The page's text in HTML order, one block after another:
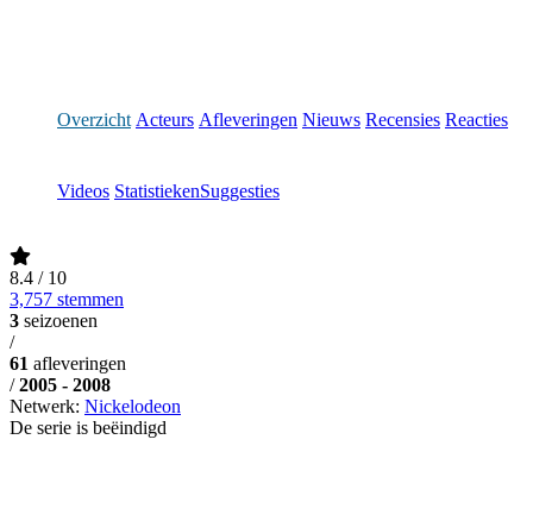
Overzicht Acteurs Afleveringen Nieuws Recensies Reacties
Videos StatistiekenSuggesties
8.4 / 10
3,757 stemmen
3 seizoenen
/
61 afleveringen
/ 2005 - 2008
Netwerk: Nickelodeon
De serie is beëindigd